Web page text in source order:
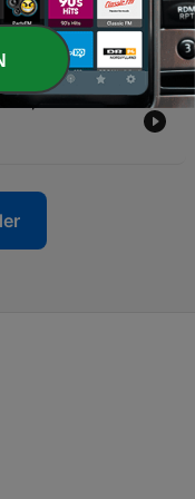
forståelse og
det, som du